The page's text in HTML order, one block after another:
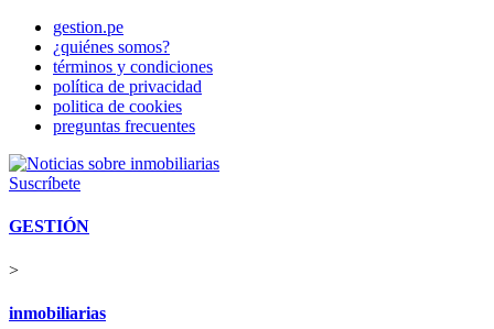
gestion.pe
¿quiénes somos?
términos y condiciones
política de privacidad
politica de cookies
preguntas frecuentes
Suscríbete
GESTIÓN
>
inmobiliarias